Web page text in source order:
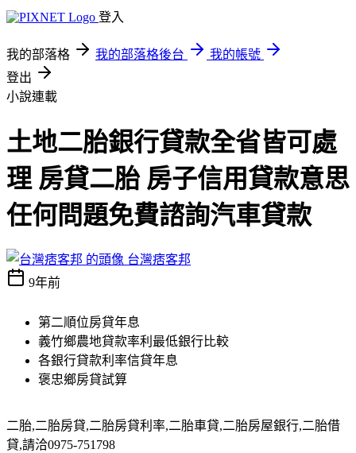
登入
我的部落格 我的部落格後台
我的帳號
登出
小說連載
土地二胎銀行貸款全省皆可處
理 房貸二胎 房子信用貸款意思
任何問題免費諮詢汽車貸款
台灣痞客邦
9年前
第二順位房貸年息
義竹鄉農地貸款率利最低銀行比較
各銀行貸款利率信貸年息
褒忠鄉房貸試算
二胎,二胎房貸,二胎房貸利率,二胎車貸,二胎房屋銀行,二胎借
貸,請洽0975-751798